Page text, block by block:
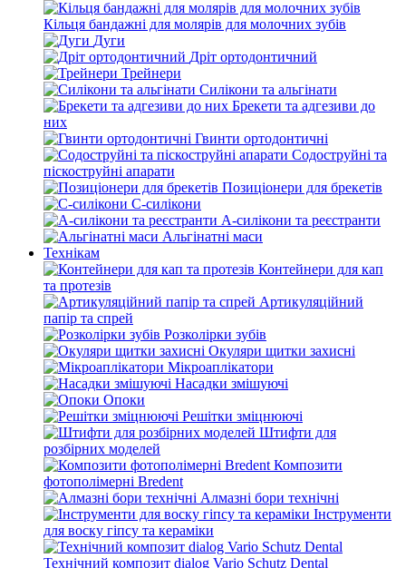
Кільця бандажні для молярів для молочних зубів
Дуги
Дріт ортодонтичний
Трейнери
Силікони та альгінати
Брекети та адгезиви до
них
Гвинти ортодонтичні
Содоструйні та
піскоструйні апарати
Позиціонери для брекетів
С-силікони
А-силікони та реєстранти
Альгінатні маси
Технікам
Контейнери для кап
та протезів
Артикуляційний
папір та спрей
Розколірки зубів
Окуляри щитки захисні
Мікроаплікатори
Насадки змішуючі
Опоки
Решітки зміцнюючі
Штифти для
розбірних моделей
Композити
фотополімерні Bredent
Алмазні бори технічні
Інструменти
для воску гіпсу та кераміки
Технічний композит dialog Vario Schutz Dental